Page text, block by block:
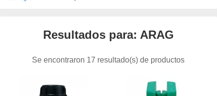
Resultados para: ARAG
Se encontraron 17 resultado(s) de productos